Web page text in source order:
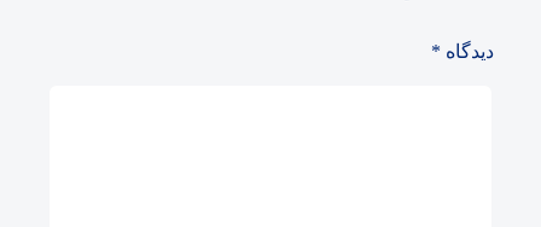
دیدگاه *